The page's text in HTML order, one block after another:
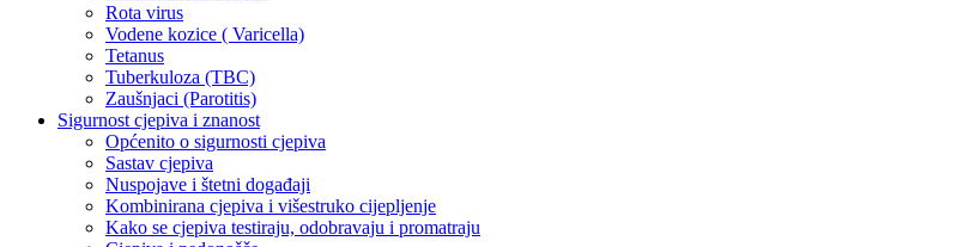
Rota virus
Vodene kozice ( Varicella)
Tetanus
Tuberkuloza (TBC)
Zaušnjaci (Parotitis)
Sigurnost cjepiva i znanost
Općenito o sigurnosti cjepiva
Sastav cjepiva
Nuspojave i štetni događaji
Kombinirana cjepiva i višestruko cijepljenje
Kako se cjepiva testiraju, odobravaju i promatraju